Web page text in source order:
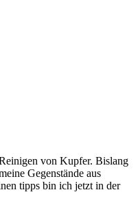
von Kupfer. Bislang
Gegenstände aus
tipps bin ich jetzt in der